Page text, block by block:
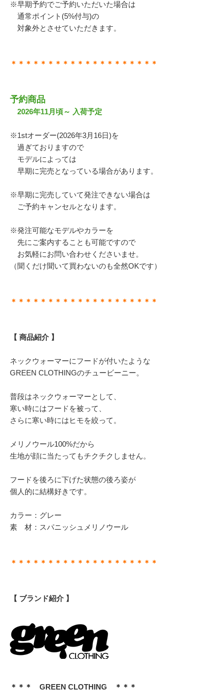
※早期予約でご予約いただいた場合は
通常ポイント(5%付与)の
対象外とさせていただきます。
＊＊＊＊＊＊＊＊＊＊＊＊＊＊＊＊＊＊＊＊
予約商品
2026年11月頃～ 入荷予定
※1stオーダー(2026年3月16日)を
過ぎておりますので
モデルによっては
早期に完売となっている場合があります。
※早期に完売していて発注できない場合は
ご予約キャンセルとなります。
※発注可能なモデルやカラーを
先にご案内することも可能ですので
お気軽にお問い合わせくださいませ。
（聞くだけ聞いて買わないのも全然OKです）
＊＊＊＊＊＊＊＊＊＊＊＊＊＊＊＊＊＊＊＊
【 商品紹介 】
ネックウォーマーにフードが付いたような
GREEN CLOTHINGのチュービーニー。
普段はネックウォーマーとして、
寒い時にはフードを被って、
さらに寒い時にはヒモを絞って。
メリノウール100%だから
生地が顔に当たってもチクチクしません。
フードを後ろに下げた状態の後ろ姿が
個人的に結構好きです。
カラー：グレー
素 材：スパニッシュメリノウール
＊＊＊＊＊＊＊＊＊＊＊＊＊＊＊＊＊＊＊＊
【 ブランド紹介 】
＊＊＊ GREEN CLOTHING ＊＊＊